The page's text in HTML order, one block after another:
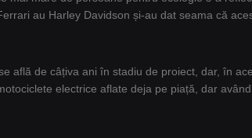
au Harley Davidson și-au dat seama că
află de câțiva ani în stadiu de proiect, dar, în
electrice aflate deja pe piață, dar